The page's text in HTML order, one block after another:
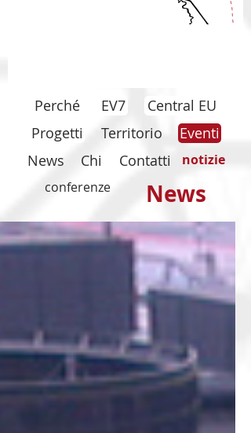
Perché EV7
Central EU
Progetti
Territorio
Eventi
News
Chi Contatti
notizie
conferenze
News